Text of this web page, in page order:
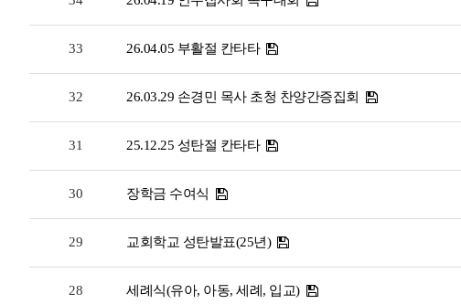
33 26.04.05 부활절 칸타타
32 26.03.29 손경민 목사 초청 찬양간증집회
31 25.12.25 성탄절 칸타타
30 장학금 수여식
29 교회학교 성탄발표(25년)
28 세례식(유아, 아동, 세례, 입교)